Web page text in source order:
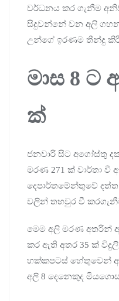
වර්ධනය කර ගැනීම
සිදුවන්නේ වන අලි
උන්ගේ ඉරණම තීන්දු
මාස 8 ට
ක්
ජනවාරි සිට අගෝස්තු
මරණ 271 ක් වාර්තා
දෙපාර්තමේන්තුවේ
වලින් තහවුර වී
මෙම අලි මරණ අතරින්
කර ඇති අතර 35 ක්
හක්කපටස් හේතුවෙන්
අලි 8 දෙනෙකුද